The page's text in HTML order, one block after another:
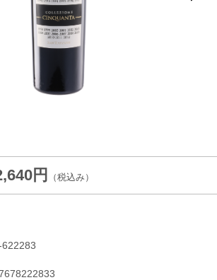
円 （税込み）